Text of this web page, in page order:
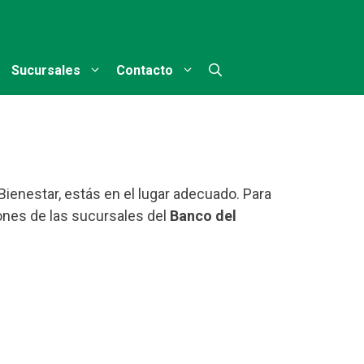
Sucursales Contacto
estás en el lugar adecuado. Para
de las sucursales del Banco del